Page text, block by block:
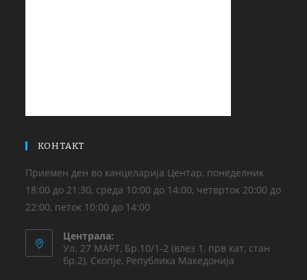
КОНТАКТ
Приемен ден во канцеларија Центар, понеделник
18:00 до 21:30, среда 10:00 до 14:00, четврток 20:00 до
22:00, петок 10:00 до 14:00
Централа:
Ул. 27 МАРТ, Бр.10/1-2 (влез 1, прв кат, стан
бр.2), Скопје, Република Македонија